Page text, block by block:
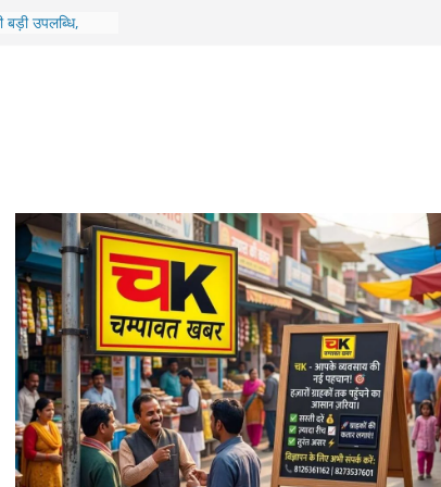
में बहुउद्देशीय
महिलाओं का हुआ है
सीएम करेंगे
में गिरी शिक्षकों
के लिए होगा भव्य
अंतिम चरण में